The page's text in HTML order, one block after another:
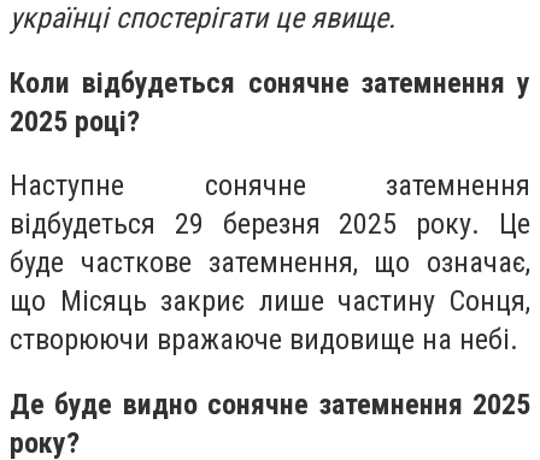
українці спостерігати це явище.
Коли відбудеться сонячне затемнення у
2025 році?
Наступне сонячне затемнення
відбудеться 29 березня 2025 року. Це
буде часткове затемнення, що означає,
що Місяць закриє лише частину Сонця,
створюючи вражаюче видовище на небі.
Де буде видно сонячне затемнення 2025
року?